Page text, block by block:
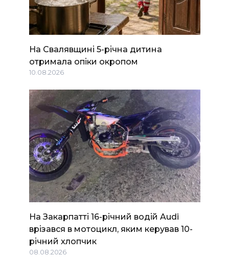
На Свалявщині 5-річна дитина
отримала опіки окропом
10.08.2026
На Закарпатті 16-річний водій Audi
врізався в мотоцикл, яким керував 10-
річний хлопчик
08.08.2026